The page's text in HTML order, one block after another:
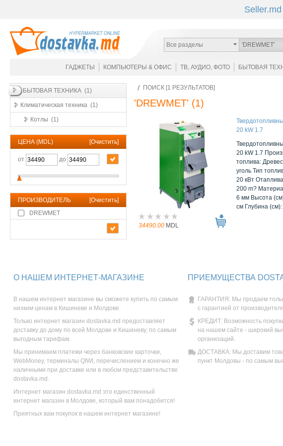
Все разделы
ГАДЖЕТЫ КОМПЬЮТЕРЫ & ОФИС ТВ, АУДИО, ФОТО БЫТОВАЯ
БЫТОВАЯ ТЕХНИКА (1)
Климатическая техника (1)
Котлы (1)
ЦЕНА (MDL) [Очистить]
от до
ПРОИЗВОДИТЕЛЬ [Очистить]
DREWMET
ПОИСК [1 РЕЗУЛЬТАТОВ]
'DREWMET' (1)
34490.00 MDL
20 kW 1.7
20 kW 1.7
топлива:
уголь Тип
20 кВт
200 m?
6 мм Высота
см Глубина
О НАШЕМ ИНТЕРНЕТ-МАГАЗИНЕ
В нашем интернет магазине вы сможете купить по самым
низким ценам в Кишиневе и Молдове.
Только интернет магазин dostavka.md предоставляет
доставку до дому по всей Молдове и Кишиневу, по самым
выгодным тарифам.
Мы принимаем платежи через банковские карточки,
WebMoney, терминалы QIWI, перечислением и конечно же
наличными при доставке или в любом представительстве
dostavka.md.
Интернет магазин dostavka.md это единственный
интернет магазин в Молдове, который вам понадобится!
Приятных вам покупок в нашем интернет магазине!
ПРИЕМУЩЕСТВА
ГАРАНТИЯ: Мы продаем
с гарантией от
КРЕДИТ: Возможность
на нашем сайте - широкий
организаций.
ДОСТАВКА: Мы доставим
пункт Молдовы - по самым